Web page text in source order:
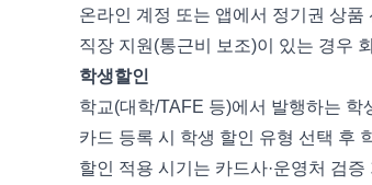
온라인 계정 또는 앱에서 정기권 상품
직장 지원(통근비 보조)이 있는 경우
학생할인
학교(대학/TAFE 등)에서 발행하는 학
카드 등록 시 학생 할인 유형 선택 후
할인 적용 시기는 카드사·운영처 검